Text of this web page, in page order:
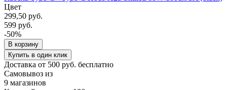
Цвет
299,50 руб.
599 руб.
-50%
В корзину
Купить в один клик
Доставка от 500 руб. бесплатно
Самовывоз из
9 магазинов